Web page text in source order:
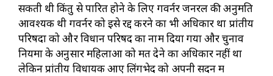
सकती थी किंतु से पारित होने के लिए गवर्नर जनरल की अनुमति
आवश्यक थी गवर्नर को इसे रद्द करने का भी अधिकार था प्रांतीय
परिषदों को और विधान परिषद का नाम दिया गया और चुनाव
नियमों के अनुसार महिलाओं को मत देने का अधिकार नहीं था
लेकिन प्रांतीय विधायक आए लिंगभेद को अपनी सदन में